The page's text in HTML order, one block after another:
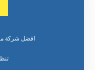
افضل شركة